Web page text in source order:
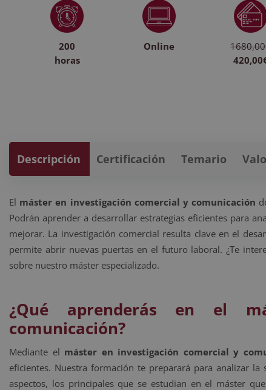
200
horas
Online
Descripción Certificación Temario
El máster en investigación comercial y comunicación
Podrán aprender a desarrollar estrategias eficientes para
mejorar. La investigación comercial resulta clave en el
permite abrir nuevas puertas en el futuro laboral. ¿Te
sobre nuestro máster especializado.
¿Qué aprenderás en el
comunicación?
Mediante el máster en investigación comercial y
eficientes. Nuestra formación te preparará para analizar
aspectos, los principales que se estudian en el máster